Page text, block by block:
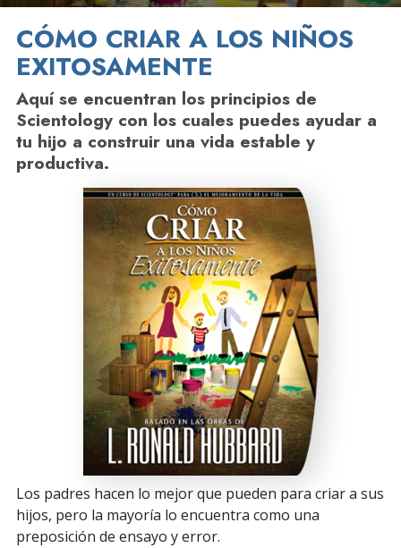
CÓMO CRIAR A LOS NIÑOS
EXITOSAMENTE
Aquí se encuentran los principios de
Scientology con los cuales puedes ayudar a
tu hijo a construir una vida estable y
productiva.
Los padres hacen lo mejor que pueden para criar a sus
hijos, pero la mayoría lo encuentra como una
preposición de ensayo y error.